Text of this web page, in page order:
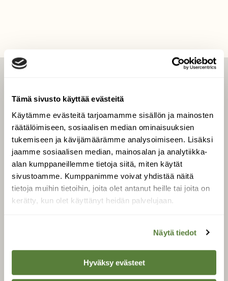
Tämä sivusto käyttää evästeitä
Käytämme evästeitä tarjoamamme sisällön ja mainosten
räätälöimiseen, sosiaalisen median ominaisuuksien
tukemiseen ja kävijämäärämme analysoimiseen. Lisäksi
jaamme sosiaalisen median, mainosalan ja analytiikka-
alan kumppaneillemme tietoja siitä, miten käytät
sivustoamme. Kumppanimme voivat yhdistää näitä
tietoja muihin tietoihin, joita olet antanut heille tai joita on
kerätty, kun olet käyttänyt heidän palvelujaan.
Näytä tiedot
Hyväksy evästeet
Uusin lehti
Tilaa Suomen Luonto
Tilaa digilukuoikeus
Äänestä parasta juttua
Tilaa uutiskirje
Suomen Luonto -lehden
kustantaja onSuomen
luonnonsuojelu­liitto